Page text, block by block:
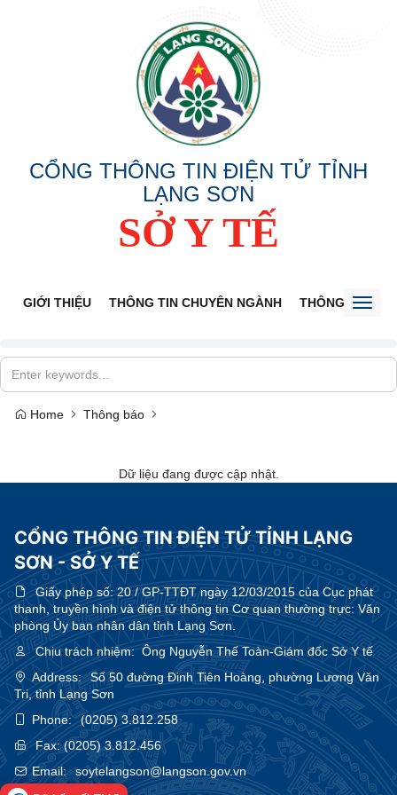
CỔNG THÔNG TIN ĐIỆN TỬ TỈNH
LẠNG SƠN
SỞ Y TẾ
GIỚI THIỆU THÔNG TIN CHUYÊN NGÀNH THÔNG BÁO
Home Thông báo
Dữ liệu đang được cập nhật.
CỔNG THÔNG TIN ĐIỆN TỬ TỈNH LẠNG
SƠN - SỞ Y TẾ
Giấy phép số:20 / GP-TTĐT ngày 12/03/2015 của Cục phát
thanh, truyền hình và điện tử thông tin Cơ quan thường trực: Văn
phòng Ủy ban nhân dân tỉnh Lạng Sơn.
Chịu trách nhiệm:Ông Nguyễn Thế Toàn-Giám đốc Sở Y tế
Address:
Số 50 đường Đinh Tiên Hoàng, phường Lương Văn
Tri, tỉnh Lạng Sơn
Phone:
(0205) 3.812.258
Fax:(0205) 3.812.456
Email:
soytelangson@langson.gov.vn